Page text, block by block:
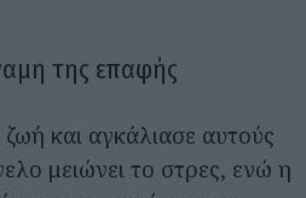
της επαφής
και αγκάλιασε αυτούς
μειώνει το στρες, ενώ η